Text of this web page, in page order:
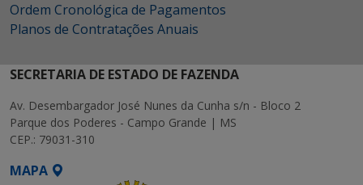
Ordem Cronológica de Pagamentos
Planos de Contratações Anuais
SECRETARIA DE ESTADO DE FAZENDA
Av. Desembargador José Nunes da Cunha s/n - Bloco 2
Parque dos Poderes - Campo Grande | MS
CEP.: 79031-310
MAPA